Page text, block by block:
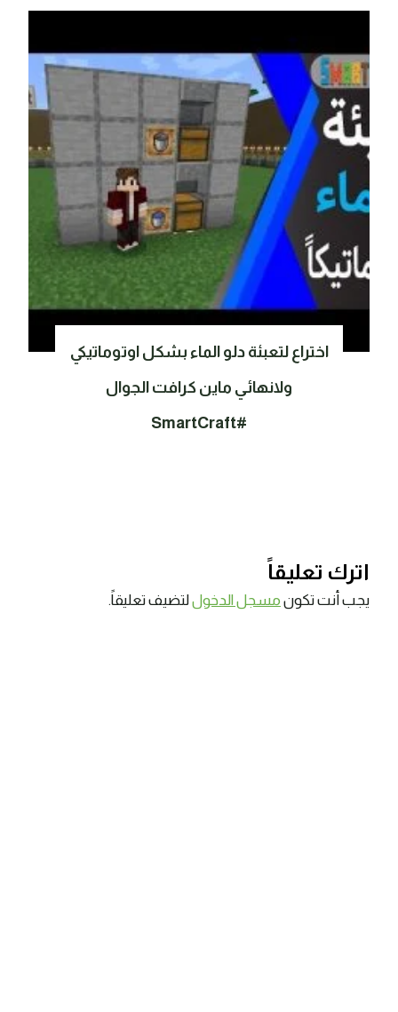
اختراع لتعبئة دلو الماء بشكل اوتوماتيكي
ولانهائي ماين كرافت الجوال
#SmartCraft
اترك تعليقاً
يجب أنت تكون مسجل الدخوللتضيف تعليقاً.